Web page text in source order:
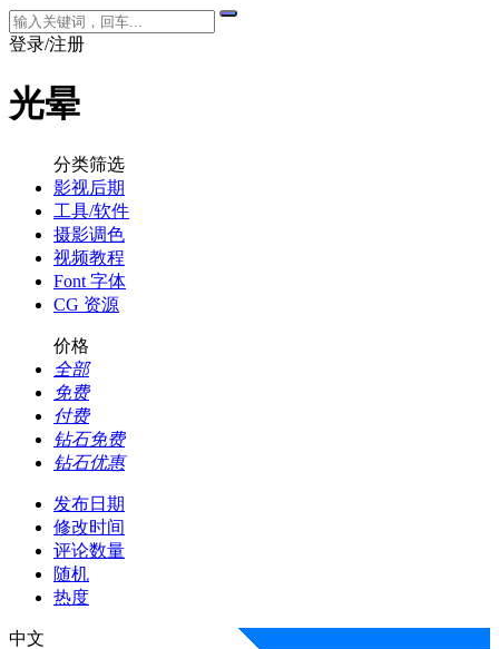
登录/注册
光晕
分类筛选
影视后期
工具/软件
摄影调色
视频教程
Font 字体
CG 资源
价格
全部
免费
付费
钻石免费
钻石优惠
发布日期
修改时间
评论数量
随机
热度
中文